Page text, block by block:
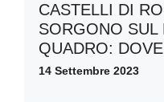
CASTELLI DI
SORGONO SUL
QUADRO:
14 Settembre 2023